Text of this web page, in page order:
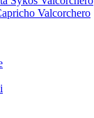
Valcorchero